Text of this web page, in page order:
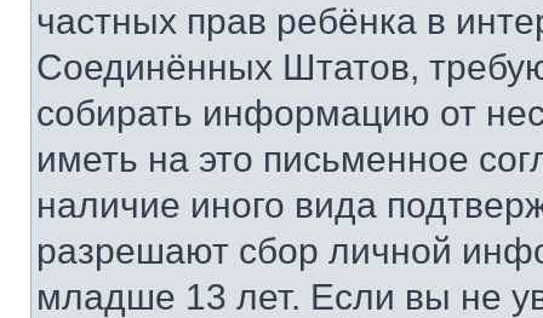
частных прав ребёнка в
Соединённых Штатов,
собирать информацию от
иметь на это письменное
наличие иного вида
разрешают сбор личной
младше 13 лет. Если вы не